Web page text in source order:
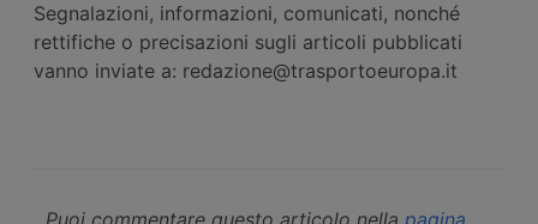
Segnalazioni, informazioni, comunicati, nonché
rettifiche o precisazioni sugli articoli pubblicati
vanno inviate a: redazione@trasportoeuropa.it
Puoi commentare questo articolo nella pagina